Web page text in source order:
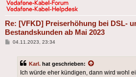
Re: [VFKD] Preiserhöhung bei DSL-
Bestandskunden ab Mai 2023
Beitrag
04.11.2023, 23:34
Karl. hat geschrieben:
Ich würde eher kündigen, dann wird wohl